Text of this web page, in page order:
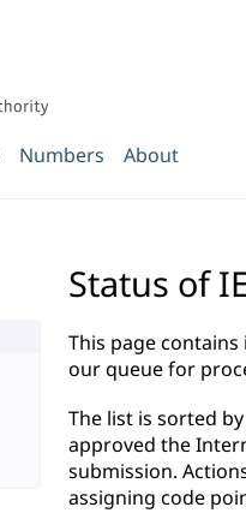
Numbers About
Status of
This page
our queue for
The list is sorted
approved the
submission.
assigning code